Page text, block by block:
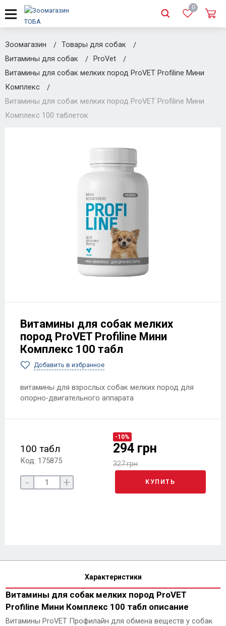
0
Зоомагазин
Товары для собак
Витамины для собак
ProVet
Витамины для собак мелких пород ProVET Profiline Мини
Комплекс
Витамины для собак мелких пород ProVET Profiline Мини
Комплекс 100 таблеток
Витамины для собак мелких
пород ProVET Profiline Мини
Комплекс 100 табл
Добавить в избранное
витамины для взрослых собак мелких пород для
опорно-двигательного аппарата
100 табл
Код: 175875
-10%
294 грн
327 грн
- + КУПИТЬ
Характеристики
Витамины для собак мелких пород ProVET
Profiline Мини Комплекс 100 табл описание
Витамины ProVET Профилайн для обмена веществ у собак